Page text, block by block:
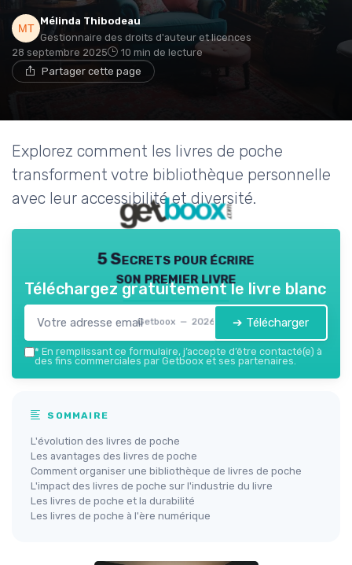
Mélinda Thibodeau
Gestionnaire des droits d'auteur et licences
28 septembre 2025
10 min de lecture
Partager cette page
Explorez comment les livres de poche
transforment votre bibliothèque personnelle
avec leur accessibilité et diversité.
5 Secrets pour écrire
son premier livre
Getboox — 2026
Téléchargez gratuitement le livre blanc
➔ Télécharger
* En remplissant ce formulaire, j’accepte d’être contacté(e) à
des fins commerciales par Getboox et ses partenaires.
SOMMAIRE
L'évolution des livres de poche
Les avantages des livres de poche
Comment organiser une bibliothèque de livres de poche
L'impact des livres de poche sur l'industrie du livre
Les livres de poche et la durabilité
Les livres de poche à l'ère numérique